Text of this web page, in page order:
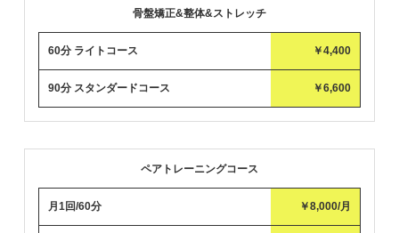
骨盤矯正&整体&ストレッチ
60分 ライトコース ￥4,400
90分 スタンダードコース ￥6,600
ペアトレーニングコース
月1回/60分 ￥8,000/月